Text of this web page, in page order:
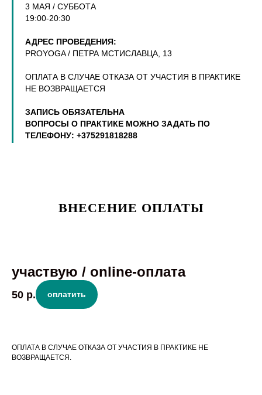
3 МАЯ / СУББОТА
19:00-20:30
АДРЕС ПРОВЕДЕНИЯ:
PROYOGA / ПЕТРА МСТИСЛАВЦА, 13
ОПЛАТА В СЛУЧАЕ ОТКАЗА ОТ УЧАСТИЯ В ПРАКТИКЕ
НЕ ВОЗВРАЩАЕТСЯ
ЗАПИСЬ ОБЯЗАТЕЛЬНА
ВОПРОСЫ О ПРАКТИКЕ МОЖНО ЗАДАТЬ ПО
ТЕЛЕФОНУ: +375291818288
ВНЕСЕНИЕ ОПЛАТЫ
участвую / online-оплата
50 р. оплатить
ОПЛАТА В СЛУЧАЕ ОТКАЗА ОТ УЧАСТИЯ В ПРАКТИКЕ НЕ
ВОЗВРАЩАЕТСЯ.